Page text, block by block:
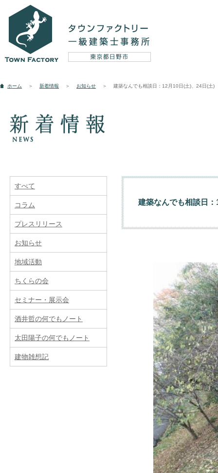
設計実例
新築 リフォーム
コンセプト
5つのテーマ
提供サービス
新築
リフォーム（改築
費用
事務所案内
所属建築士
ホーム ＞ 新着情報 ＞ お知らせ ＞ 建築なんでも相談日：12月10日(土)、24日(土)
建築なんでも相談日
すべて
コラム
プレスリリース
お知らせ
地域活動
ちくらの会
セミナー・展示会
酒井哲の何でもノート
太田陽子の何でもノート
建物雑想記